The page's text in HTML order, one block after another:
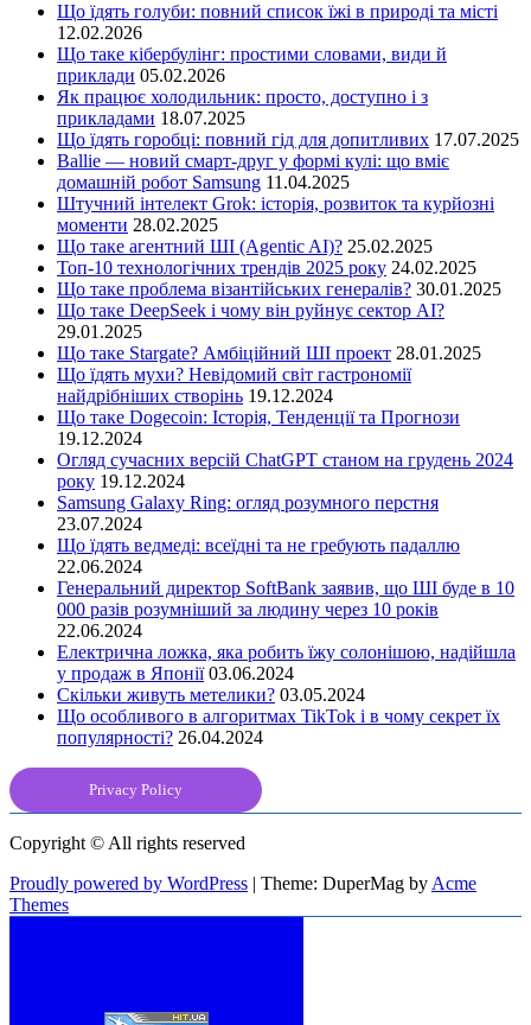
Що їдять голуби: повний список їжі в природі та місті
12.02.2026
Що таке кібербулінг: простими словами, види й
приклади 05.02.2026
Як працює холодильник: просто, доступно і з
прикладами 18.07.2025
Що їдять горобці: повний гід для допитливих 17.07.2025
Ballie — новий смарт-друг у формі кулі: що вміє
домашній робот Samsung 11.04.2025
Штучний інтелект Grok: історія, розвиток та курйозні
моменти 28.02.2025
Що таке агентний ШІ (Agentic AI)? 25.02.2025
Топ-10 технологічних трендів 2025 року 24.02.2025
Що таке проблема візантійських генералів? 30.01.2025
Що таке DeepSeek і чому він руйнує сектор АІ?
29.01.2025
Що таке Stargate? Амбіційний ШІ проект 28.01.2025
Що їдять мухи? Невідомий світ гастрономії
найдрібніших створінь 19.12.2024
Що таке Dogecoin: Історія, Тенденції та Прогнози
19.12.2024
Огляд сучасних версій ChatGPT станом на грудень 2024
року 19.12.2024
Samsung Galaxy Ring: огляд розумного перстня
23.07.2024
Що їдять ведмеді: всеїдні та не гребують падаллю
22.06.2024
Генеральний директор SoftBank заявив, що ШІ буде в 10
000 разів розумніший за людину через 10 років
22.06.2024
Електрична ложка, яка робить їжу солонішою, надійшла
у продаж в Японії 03.06.2024
Скільки живуть метелики? 03.05.2024
Що особливого в алгоритмах TikTok і в чому секрет їх
популярності? 26.04.2024
Privacy Policy
Copyright © All rights reserved
Proudly powered by WordPress | Theme: DuperMag by Acme
Themes